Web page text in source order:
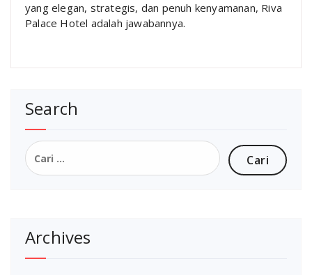
yang elegan, strategis, dan penuh kenyamanan, Riva
Palace Hotel adalah jawabannya.
Search
Cari
untuk:
Archives